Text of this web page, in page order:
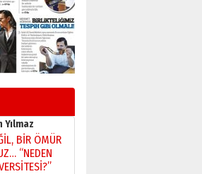
hatıralarıyla
Terzioğlu!
Çarşamba
Erzurum’a
daha!
Pazar
köşe taşları
Pazartesi